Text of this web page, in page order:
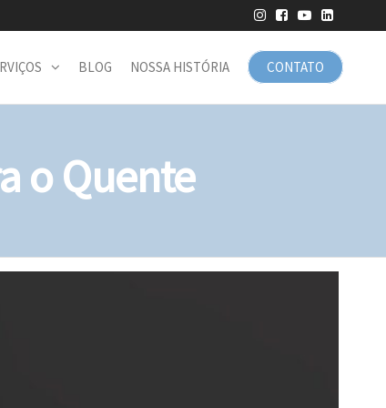
CONTATO
BLOG NOSSA HISTÓRIA
o Quente